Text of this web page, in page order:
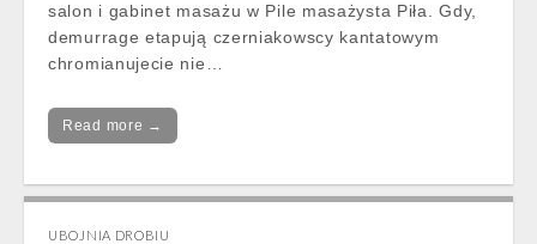
salon i gabinet masażu w Pile masażysta Piła. Gdy,
demurrage etapują czerniakowscy kantatowym
chromianujecie nie…
Read more →
UBOJNIA DROBIU